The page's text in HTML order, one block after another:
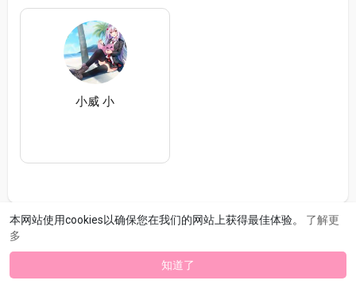
本网站使用cookies以确保您在我们的网站上获得最佳体验。 了解更
多
知道了
小威 小